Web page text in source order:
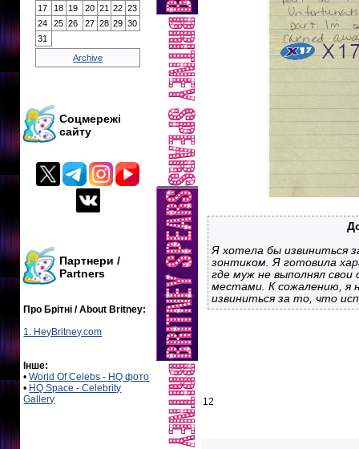
17
18 19 20 21 22 23
24
25 26 27 28 29 30
31
Archive
Соцмережі
сайту
Партнери /
Partners
Про Брітні / About Britney:
1. HeyBritney.com
Інше:
•World Of Celebs - HQ фото
• HQ Space - Celebrity
Gallery
Я хотела бы извиниться
зонтиком. Я готовила
где муж не выполнял свои
местами. К сожалению, я
извиниться за то, что
12